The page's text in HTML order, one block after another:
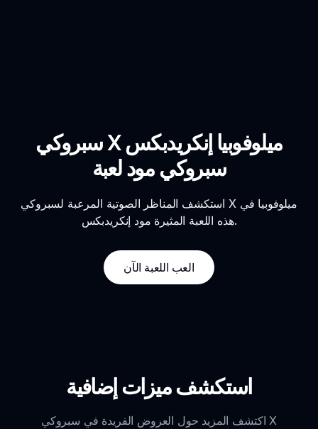
سبروكي X ميلوفوبيا إنكريدبكس
سبروكي مود لعبة
استكشف المناظر الصوتية المرعبة لسبروكي X ميلوفوبيا في
هذه اللعبة المثيرة مود إنكريدبكس.
العب اللعبة الآن
استكشف ميزات إضافية
اكتشف المزيد حول العروض الفريدة في سبروكي X